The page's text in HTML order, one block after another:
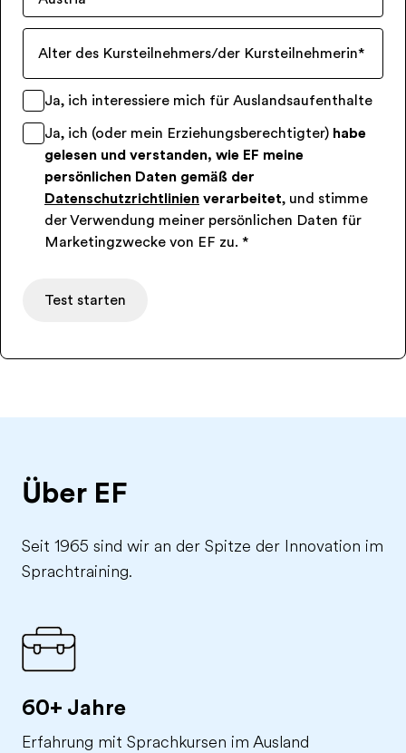
Alter des Kursteilnehmers/der Kursteilnehmerin*
Ja, ich interessiere mich für Auslandsaufenthalte
Ja, ich (oder mein Erziehungsberechtigter) habe
gelesen und verstanden, wie EF meine
persönlichen Daten gemäß der
Datenschutzrichtlinien verarbeitet, und stimme
der Verwendung meiner persönlichen Daten für
Marketingzwecke von EF zu. *
Test starten
Über EF
Seit 1965 sind wir an der Spitze der Innovation im
Sprachtraining.
60+ Jahre
Erfahrung mit Sprachkursen im Ausland